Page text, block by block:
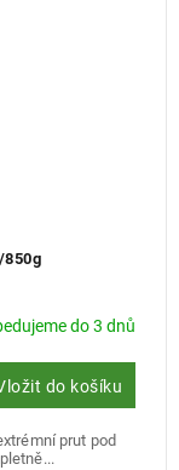
850g
do 3 dnů
do košíku
prut pod